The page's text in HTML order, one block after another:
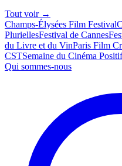
Tout voir →
Champs-Élysées Film Festival
PluriellesFestival de Cannes
du Livre et du VinParis Film
CSTSemaine du Cinéma Positif
Qui sommes-nous